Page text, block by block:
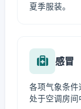
夏季服装。
感冒
各项气象条件
处于空调房间